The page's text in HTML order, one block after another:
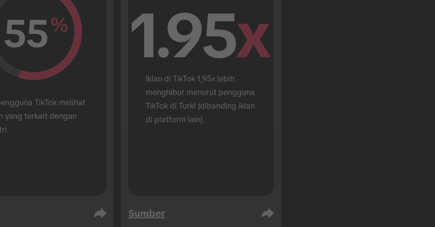
55%
TikTok melihat
yang terkait dengan
1.95x
Iklan di TikTok 1,95x lebih
menghibur menurut pengguna
TikTok di Turki (dibanding iklan
di platform lain).
Sumber